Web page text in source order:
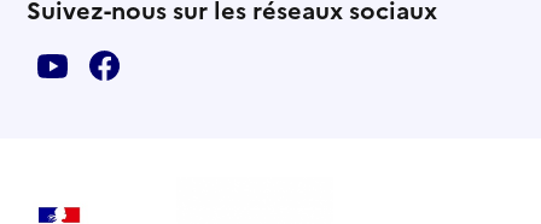
Suivez-nous sur les réseaux sociaux